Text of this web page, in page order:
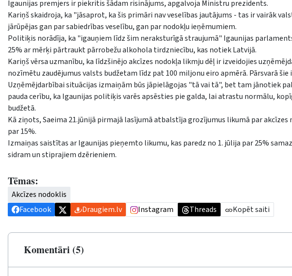
Igaunijas premjers ir piekritis šādam risinājums, apgalvoja Ministru prezidents.
Kariņš skaidroja, ka "jāsaprot, ka šis primāri nav veselības jautājums - tas ir vairāk
jārūpējas gan par sabiedrības veselību, gan par nodokļu ieņēmumiem.
Politiķis norādīja, ka "igauņiem līdz šim neraksturīgā straujumā" Igaunijas
25% ar mērķi pārtraukt pārrobežu alkohola tirdzniecību, kas notiek Latvijā.
Kariņš vērsa uzmanību, ka līdzšinējo akcīzes nodokļa likmju dēļ ir izveidojies
nozīmētu zaudējumus valsts budžetam līdz pat 100 miljonu eiro apmērā. Pārsvarā
Uzņēmējdarbībai situācijas izmaiņām būs jāpielāgojas "tā vai tā", bet tam jānotiek
pauda cerību, ka Igaunijas politiķis varēs apsēsties pie galda, lai atrastu normālu,
budžetā.
Kā ziņots, Saeima 21.jūnijā pirmajā lasījumā atbalstīja grozījumus likumā par
par 15%.
Izmaiņas saistītas ar Igaunijas pieņemto likumu, kas paredz no 1. jūlija par 25%
sidram un stiprajiem dzērieniem.
Tēmas:
Akcīzes nodoklis
Facebook
Draugiem.lv Instagram Threads Kopēt saiti
Komentāri (5)